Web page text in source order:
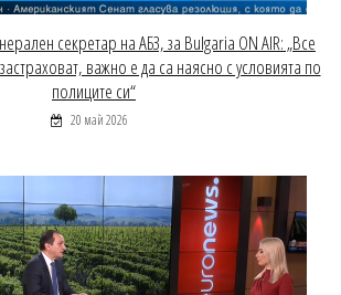
секретар на АБЗ, за Bulgaria ON AIR: „Все
важно е да са наясно с условията по
полиците си“
20 май 2026